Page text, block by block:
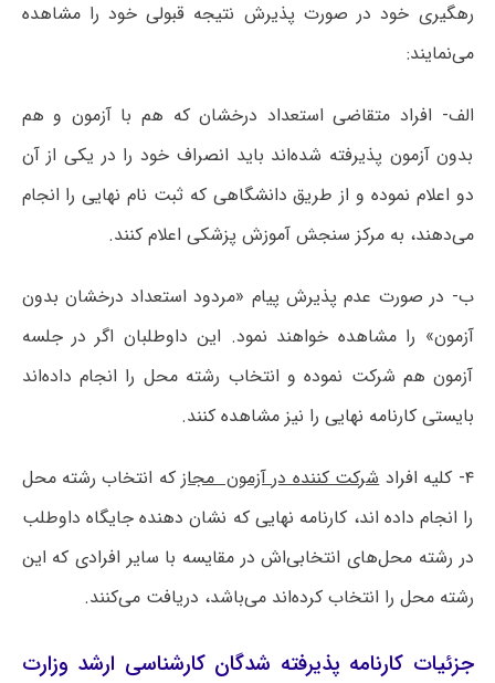
رهگیری خود در صورت پذیرش نتیجه قبولی خود را مشاهده
می‌نمایند:
الف- افراد متقاضی استعداد درخشان که هم با آزمون و هم
بدون آزمون پذیرفته شده‌اند باید انصراف خود را در یکی از آن
دو اعلام نموده و از طریق دانشگاهی که ثبت نام نهایی را انجام
می‌دهند، به مرکز سنجش آموزش پزشکی اعلام کنند.
ب- در صورت‌ عدم پذیرش پیام «مردود استعداد درخشان بدون
آزمون» را مشاهده خواهند نمود. این داوطلبان اگر در جلسه
آزمون هم شرکت نموده و انتخاب رشته محل را انجام داده‌اند
بایستی کارنامه نهایی را نیز مشاهده کنند.
۴- کلیه افراد شرکت کننده در آزمون مجازکه انتخاب رشته محل
را انجام داده اند، کارنامه نهایی که نشان دهنده جایگاه داوطلب
در رشته محل‌های انتخابی‌اش در مقایسه با سایر افرادی که این
رشته محل را انتخاب کرده‌اند می‌باشد، دریافت می‌کنند.
جزئیات کارنامه پذیرفته شدگان کارشناسی ارشد وزارت